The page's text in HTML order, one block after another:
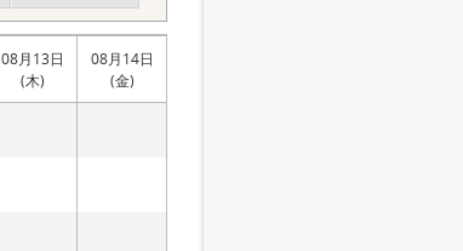
08月13日
(木)
08月14日
(金)